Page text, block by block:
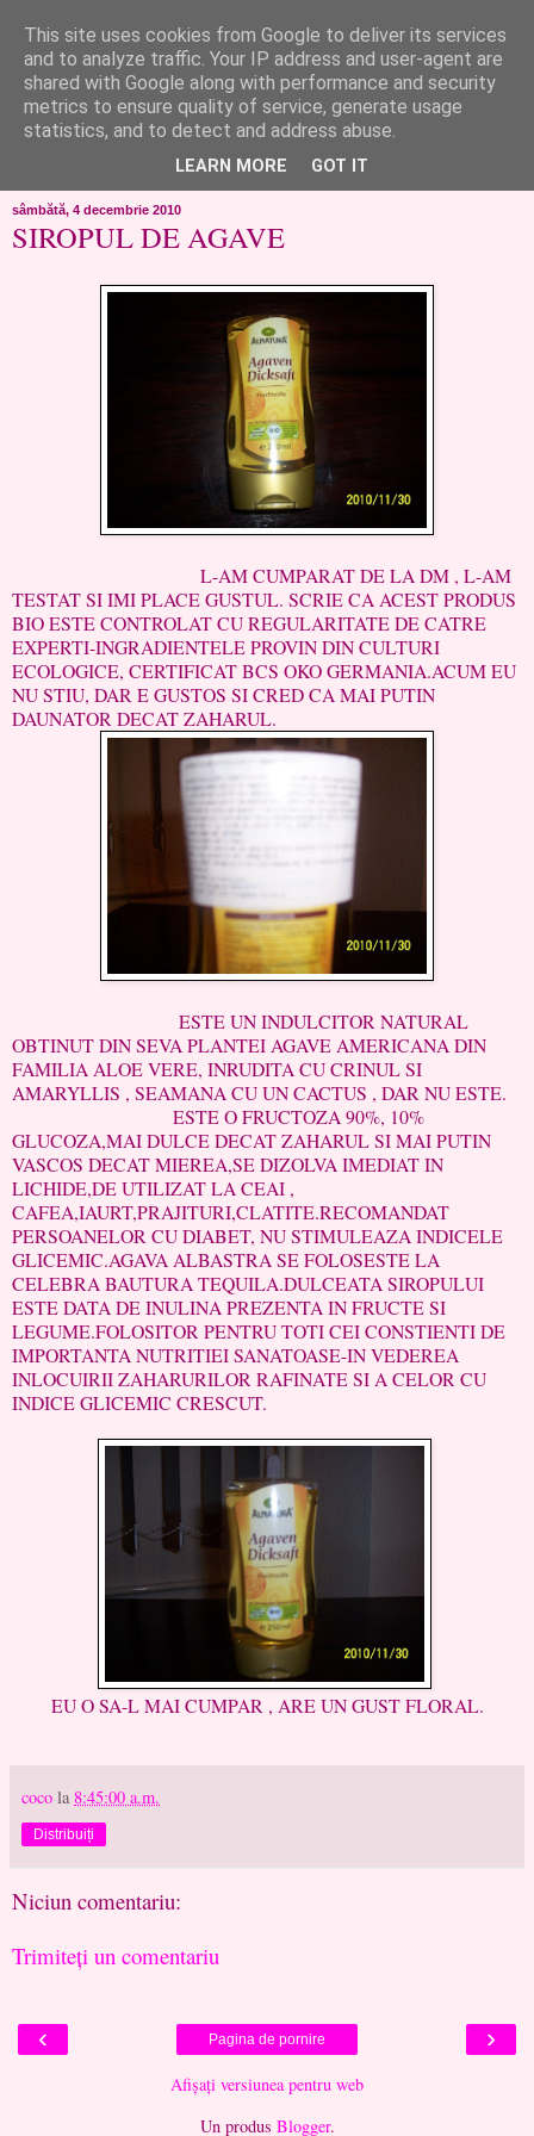
like ?...or not!
..de toate!!!!!..alandala...cum imi trec prin minte..si cum am
chef..incercate pe pielea mea..
sâmbătă, 4 decembrie 2010
SIROPUL DE AGAVE
L-AM CUMPARAT DE LA DM , L-AM
TESTAT SI IMI PLACE GUSTUL. SCRIE CA ACEST PRODUS
BIO ESTE CONTROLAT CU REGULARITATE DE CATRE
EXPERTI-INGRADIENTELE PROVIN DIN CULTURI
ECOLOGICE, CERTIFICAT BCS OKO GERMANIA.ACUM EU
NU STIU, DAR E GUSTOS SI CRED CA MAI PUTIN
DAUNATOR DECAT ZAHARUL.
ESTE UN INDULCITOR NATURAL
OBTINUT DIN SEVA PLANTEI AGAVE AMERICANA DIN
FAMILIA ALOE VERE, INRUDITA CU CRINUL SI
AMARYLLIS , SEAMANA CU UN CACTUS , DAR NU ESTE.
ESTE O FRUCTOZA 90%, 10%
GLUCOZA,MAI DULCE DECAT ZAHARUL SI MAI PUTIN
VASCOS DECAT MIEREA,SE DIZOLVA IMEDIAT IN
LICHIDE,DE UTILIZAT LA CEAI ,
CAFEA,IAURT,PRAJITURI,CLATITE.RECOMANDAT
PERSOANELOR CU DIABET, NU STIMULEAZA INDICELE
GLICEMIC.AGAVA ALBASTRA SE FOLOSESTE LA
CELEBRA BAUTURA TEQUILA.DULCEATA SIROPULUI
ESTE DATA DE INULINA PREZENTA IN FRUCTE SI
LEGUME.FOLOSITOR PENTRU TOTI CEI CONSTIENTI DE
IMPORTANTA NUTRITIEI SANATOASE-IN VEDEREA
INLOCUIRII ZAHARURILOR RAFINATE SI A CELOR CU
INDICE GLICEMIC CRESCUT.
EU O SA-L MAI CUMPAR , ARE UN GUST FLORAL.
coco la 8:45:00 a.m.
Distribuiți
Niciun comentariu:
Trimiteți un comentariu
‹ ›
Pagina de pornire
Afișați versiunea pentru web
Un produs Blogger.
This site uses cookies from Google to deliver its services
and to analyze traffic. Your IP address and user-agent are
shared with Google along with performance and security
metrics to ensure quality of service, generate usage
statistics, and to detect and address abuse.
LEARN MORE GOT IT